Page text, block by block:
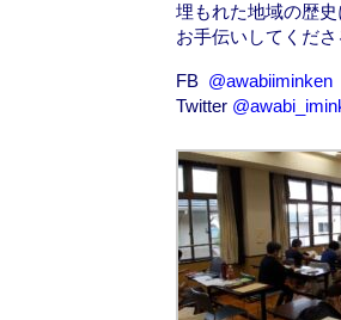
埋もれた地域の歴史
お手伝いしてくださ
FB @awabiiminken
Twitter